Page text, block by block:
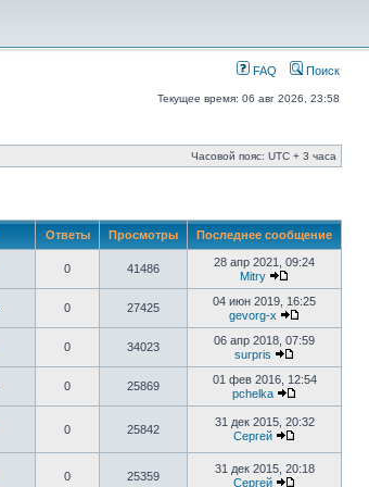
FAQ Поиск
Текущее время: 06 авг 2026, 23:58
Часовой пояс: UTC + 3 часа
Ответы Просмотры Последнее сообщение
0 41486
28 апр 2021, 09:24
Mitry
0 27425
04 июн 2019, 16:25
gevorg-x
0 34023
06 апр 2018, 07:59
surpris
0 25869
01 фев 2016, 12:54
pchelka
0 25842
31 дек 2015, 20:32
Сергей
0 25359
31 дек 2015, 20:18
Сергей